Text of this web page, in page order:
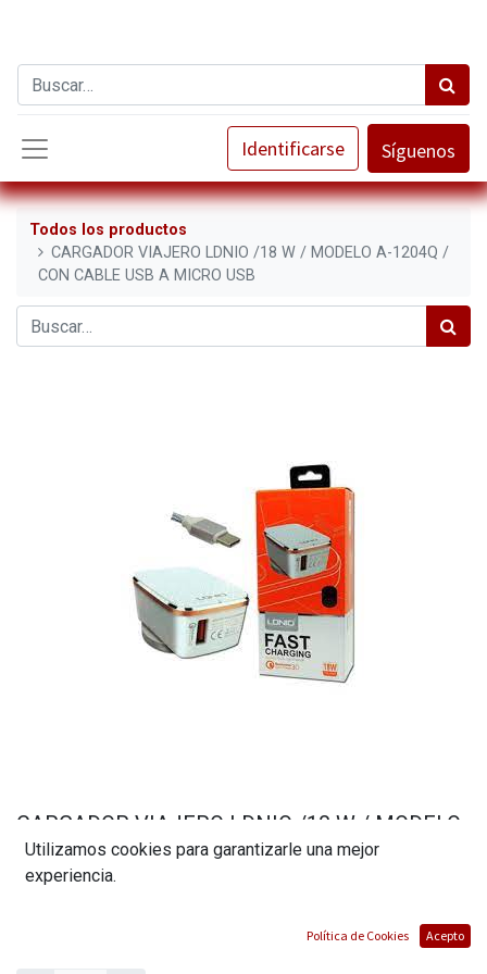
Identificarse Síguenos
Todos los productos
CARGADOR VIAJERO LDNIO /18 W / MODELO A-1204Q /
CON CABLE USB A MICRO USB
CARGADOR VIAJERO LDNIO /18 W / MODELO
A-1204Q / CON CABLE USB A MICRO USB
Utilizamos cookies para garantizarle una mejor
experiencia.
Política de Cookies Acepto